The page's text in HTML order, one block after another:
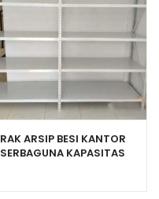
RAK ARSIP BESI KANTOR
SERBAGUNA KAPASITAS